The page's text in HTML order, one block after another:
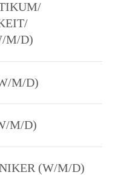
M/D)
M/D)
M/D)
(W/M/D)